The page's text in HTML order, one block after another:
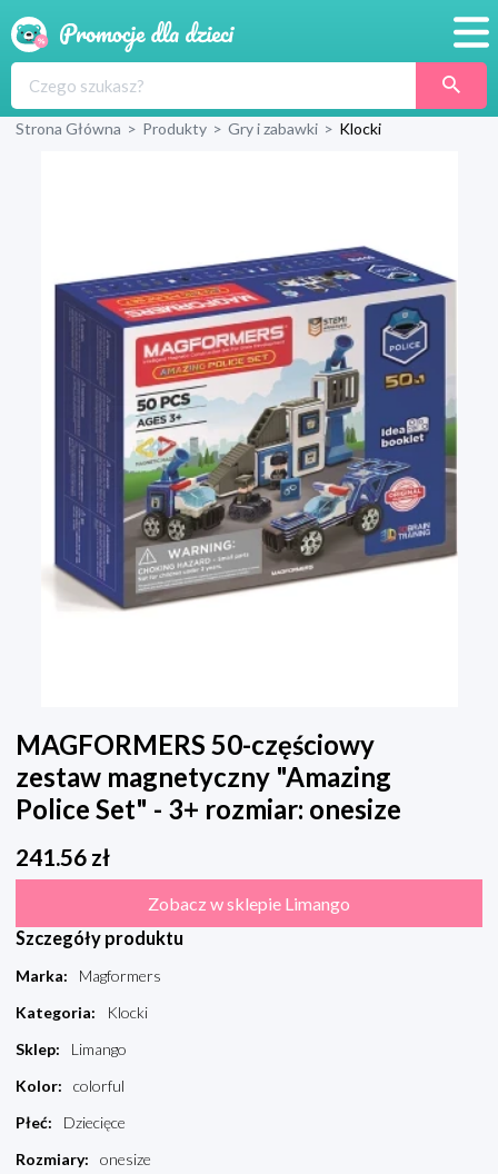
Produkty
Wyprawka
Strona Główna > Produkty > Gry i zabawki > Klocki
MAGFORMERS 50-częściowy
zestaw magnetyczny "Amazing
Police Set" - 3+ rozmiar: onesize
241.56 zł
Zobacz w sklepie Limango
Szczegóły produktu
Marka:
Magformers
Kategoria:
Klocki
Sklep:
Limango
Kolor:
colorful
Płeć:
Dziecięce
Rozmiary: onesize